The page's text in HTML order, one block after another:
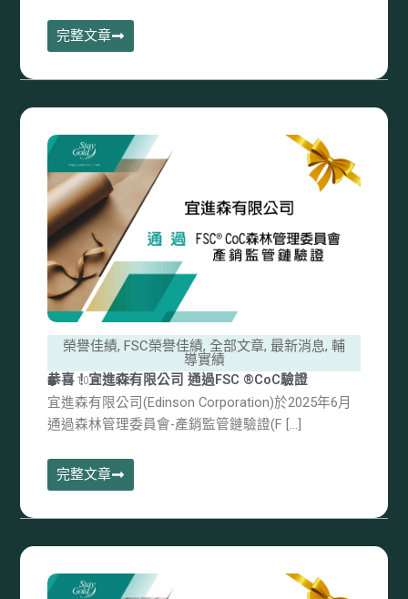
完整文章
榮譽佳績, FSC榮譽佳績, 全部文章, 最新消息, 輔
導實績
恭喜！宜進森有限公司 通過FSC ®CoC驗證
14 10 月, 2025
宜進森有限公司(Edinson Corporation)於2025年6月
通過森林管理委員會-產銷監管鏈驗證(F […]
完整文章